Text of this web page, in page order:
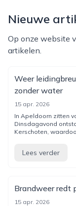
Nieuwe
Op onze website
artikelen.
Weer
zonder water
15 apr. 2026
In Apeldoorn zitten
Dinsdagavond
Kerschoten,
Lees verder
Brandweer redt
15 apr. 2026